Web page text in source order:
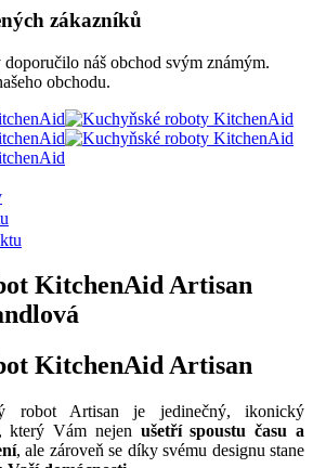
zákazníků
náš obchod svým známým.
obchodu.
KitchenAid Artisan
KitchenAid Artisan
robot Artisan je jedinečný, ikonický
který Vám nejen ušetří spoustu času a
, ale zároveň se díky svému designu stane